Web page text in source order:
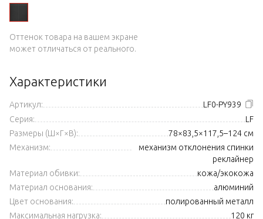
Оттенок товара на вашем экране
может отличаться от реального.
Характеристики
Артикул:
LF0-PY939
Серия:
LF
Размеры (Ш×Г×В):
78×83,5×117,5–124 см
Механизм:
механизм отклонения спинки
реклайнер
Материал обивки:
кожа/экокожа
Материал основания:
алюминий
Цвет основания:
полированный металл
Максимальная нагрузка:
120 кг